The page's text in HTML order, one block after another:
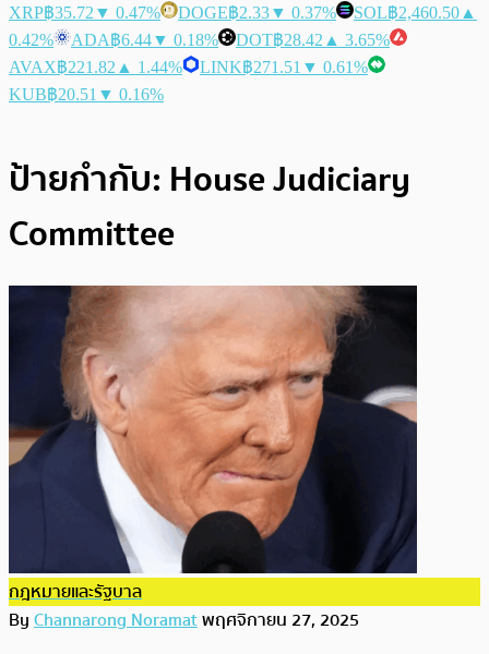
XRP฿35.72 ▼ 0.47% DOGE฿2.33▼ 0.37% SOL฿2,460.50 ▲
0.42%
ADA฿6.44▼ 0.18% DOT฿28.42 ▲ 3.65%
AVAX฿221.82 ▲ 1.44% LINK฿271.51 ▼ 0.61%
KUB฿20.51 ▼ 0.16%
ป้ายกำกับ: House Judiciary
Committee
กฎหมายและรัฐบาล
ByChannarong Noramatพฤศจิกายน 27, 2025